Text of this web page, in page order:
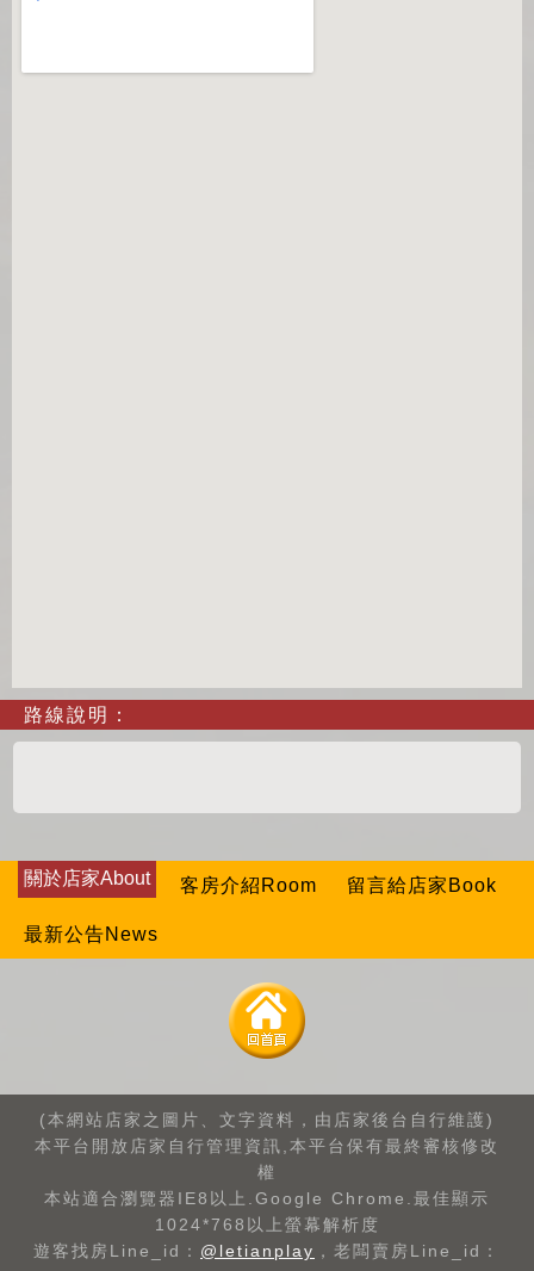
路線說明：
關於店家About 客房介紹Room 留言給店家Book
最新公告News
(本網站店家之圖片、文字資料，由店家後台自行維護)
本平台開放店家自行管理資訊,本平台保有最終審核修改
權
本站適合瀏覽器IE8以上.Google Chrome.最佳顯示
1024*768以上螢幕解析度
遊客找房Line_id： @letianplay ，老闆賣房Line_id：